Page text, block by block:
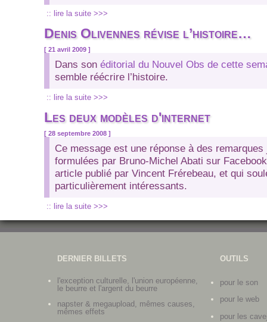
:: lire la suite >>>
Denis Olivennes révise l’histoire…
[ 21 avril 2009 ]
Dans son éditorial du Nouvel Obs de cette
semble réécrire l’histoire.
:: lire la suite >>>
Les deux modèles d'internet
[ 28 septembre 2008 ]
Ce message est une réponse à des
formulées par Bruno-Michel Abati sur
article publié par Vincent Frérebeau, et qui
particulièrement intéressants.
:: lire la suite >>>
DERNIER BILLETS
l'exception culturelle, l'union européenne,
le beurre et l'argent du beurre
napster & megaupload, mêmes causes,
mêmes effets
OUTILS
pour le son
pour le web
pour les